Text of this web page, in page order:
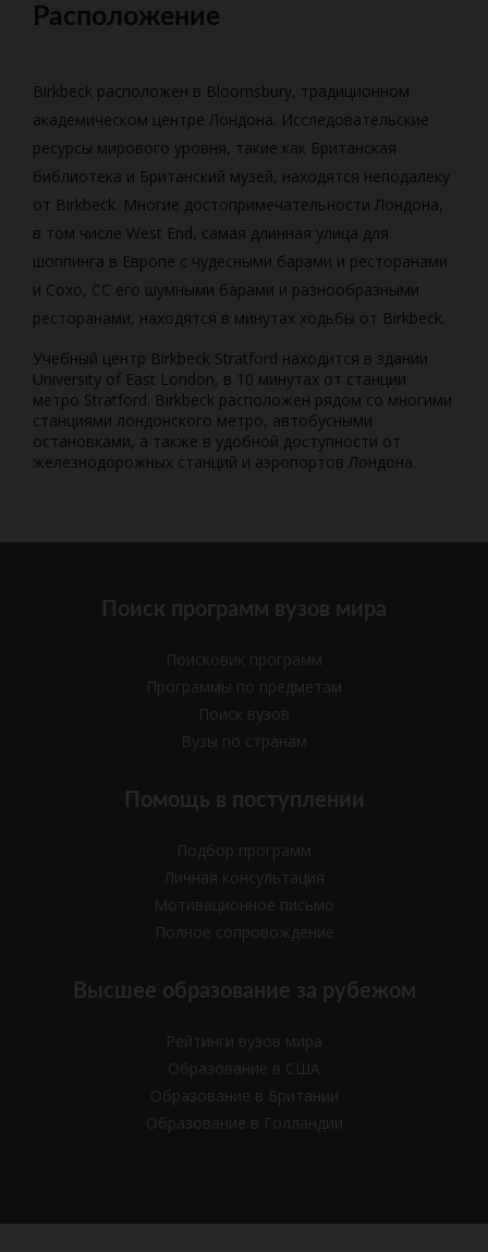
Расположение
Birkbeck расположен в Bloomsbury, традиционном
академическом центре Лондона. Исследовательские
ресурсы мирового уровня, такие как Британская
библиотека и Британский музей, находятся неподалеку
от Birkbeck. Многие достопримечательности Лондона,
в том числе West End, самая длинная улица для
шоппинга в Европе с чудесными барами и ресторанами
и Сохо, СС его шумными барами и разнообразными
ресторанами, находятся в минутах ходьбы от Birkbeck.
Учебный центр Birkbeck Stratford находится в здании
University of East London, в 10 минутах от станции
метро Stratford. Birkbeck расположен рядом со многими
станциями лондонского метро, автобусными
остановками, а также в удобной доступности от
железнодорожных станций и аэропортов Лондона.
Поиск программ вузов мира
Поисковик программ
Программы по предметам
Поиск вузов
Вузы по странам
Помощь в поступлении
Подбор программ
Личная консультация
Мотивационное письмо
Полное сопровождение
Высшее образование за рубежом
Рейтинги вузов мира
Образование в США
Образование в Британии
Образование в Голландии